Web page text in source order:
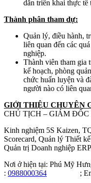
dẫn triển khai thực tế
Thành phân tham dự:
Quản lý, điều hành,
liên quan đến các
nghiệp.
Thành viên tham gia
kế hoạch, phòng
chức huấn luyện và
người nào có liên
GIỚI THIỆU CHUYÊN
CHỦ TỊCH – GIÁM ĐỐC
Kinh nghiệm 5S Kaizen,
Scorecard, Quản lý Thiết
Quản trị Doanh nghiệp
Nơi ở hiện tại: Phú Mỹ
: 0988000364 ;